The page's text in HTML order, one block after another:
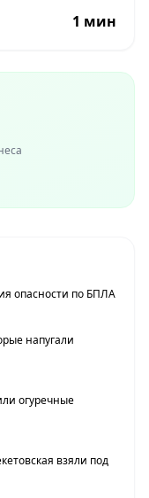
1 мин
опасности по БПЛА
напугали
огуречные
взяли под